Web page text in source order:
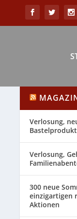
Verlosung,
Verlosung,
300 neue
einzigartigen
Aktionen